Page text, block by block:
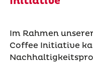
Im Rahmen
Coffee Initiative